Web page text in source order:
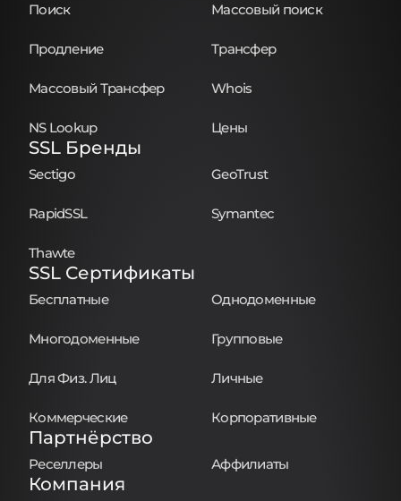
Поиск Массовый поиск
Продление Трансфер
Массовый Трансфер Whois
NS Lookup Цены
SSL Бренды
Sectigo GeoTrust
RapidSSL Symantec
Thawte
SSL Сертификаты
Бесплатные Однодоменные
Многодоменные Групповые
Для Физ. Лиц Личные
Коммерческие Корпоративные
Партнёрство
Реселлеры Аффилиаты
Компания